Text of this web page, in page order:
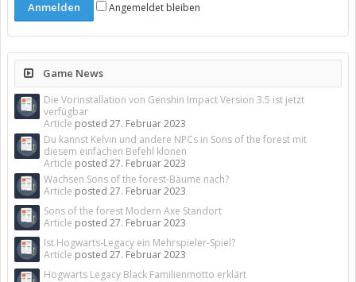
Angemeldet bleiben
Game News
Die Vorinstallation von Genshin Impact Version 3.5 ist jetzt
verfügbar
Article posted 27. Februar 2023
Du kannst Kelvin und andere NPCs in Sons of the forest mit
diesem einfachen Befehl klonen
Article posted 27. Februar 2023
Wachsen Sons of the forest-Bäume nach?
Article posted 27. Februar 2023
Sons of the forest Modern Axe Standort
Article posted 27. Februar 2023
Ist Hogwarts-Legacy ein Mehrspieler-Spiel?
Article posted 27. Februar 2023
Hogwarts Legacy Black Familienmotto erklärt